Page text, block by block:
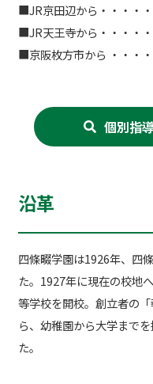
■JR京田辺から・・・・
■JR天王寺から・・・・
■京阪枚方市から ・・・
個別指
沿革
四條畷学園は1926年、四
た。1927年に現在の校地
等学校を開校。創立者の
ら、幼稚園から大学まで
た。